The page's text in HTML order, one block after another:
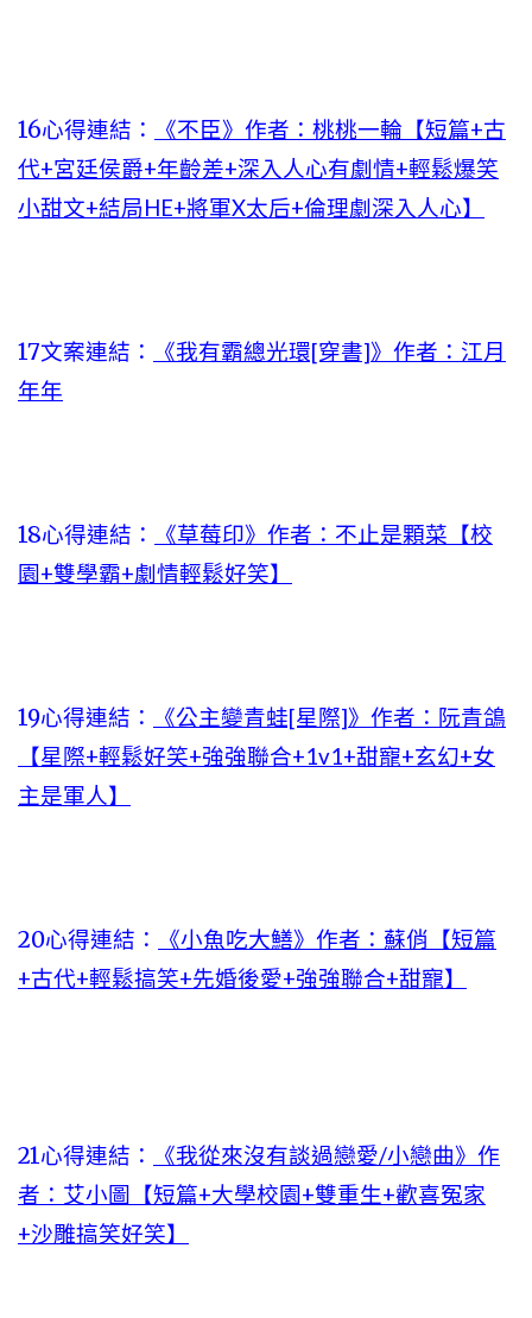
16心得連結：
《不臣》作者：桃桃一輪【短篇+古
代+宮廷侯爵+年齡差+深入人心有劇情+輕鬆爆笑
小甜文+結局HE+將軍X太后+倫理劇深入人心】
17文案連結：
《我有霸總光環[穿書]》作者：江月
年年
18心得連結：
《草莓印》作者：不止是顆菜【校
園+雙學霸+劇情輕鬆好笑】
19心得連結：
《公主變青蛙[星際]》作者：阮青鴿
【星際+輕鬆好笑+強強聯合+1v1+甜寵+玄幻+女
主是軍人】
20心得連結：
《小魚吃大鱔》作者：蘇俏【短篇
+古代+輕鬆搞笑+先婚後愛+強強聯合+甜寵】
21心得連結：
《我從來沒有談過戀愛/小戀曲》作
者：艾小圖【短篇+大學校園+雙重生+歡喜冤家
+沙雕搞笑好笑】